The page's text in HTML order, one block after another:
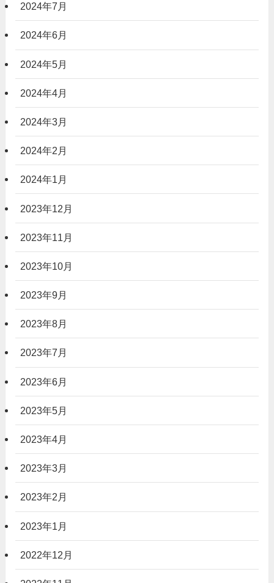
2024年7月
2024年6月
2024年5月
2024年4月
2024年3月
2024年2月
2024年1月
2023年12月
2023年11月
2023年10月
2023年9月
2023年8月
2023年7月
2023年6月
2023年5月
2023年4月
2023年3月
2023年2月
2023年1月
2022年12月